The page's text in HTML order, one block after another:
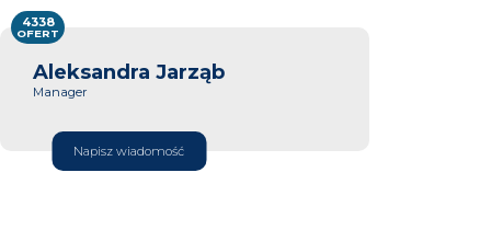
Aleksandra Jarząb
Manager
Napisz wiadomość
4338
OFERT